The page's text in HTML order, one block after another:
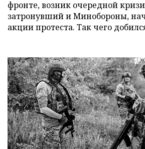
фронте, возник очередной
затронувший и Минобороны,
акции протеста. Так чего